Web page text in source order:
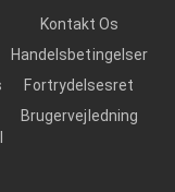
Kontakt Os
Handelsbetingelser
Fortrydelsesret
Brugervejledning